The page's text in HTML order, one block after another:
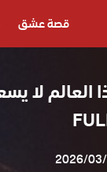
قصة عشق
2026/